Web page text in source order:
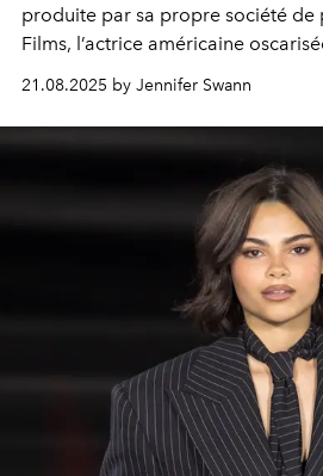
produite par sa propre société de
Films, l’actrice américaine
plus compliqué de sa carrière.
21.08.2025 by Jennifer Swann